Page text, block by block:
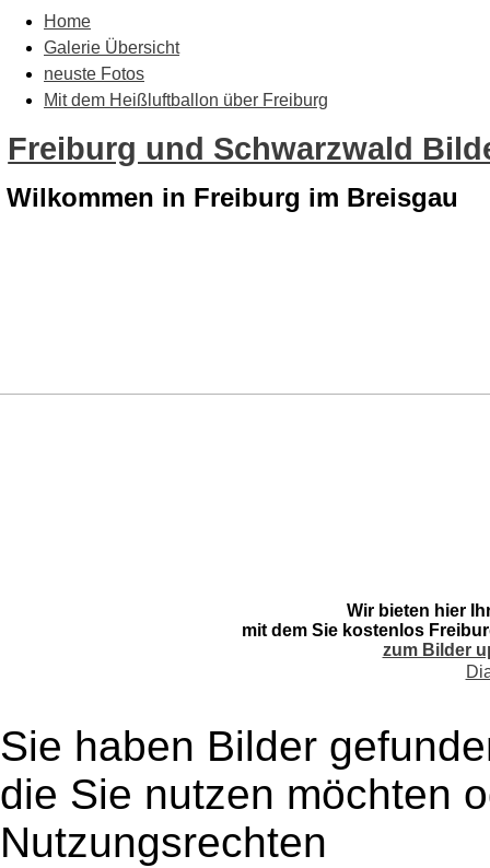
Home
Galerie Übersicht
neuste Fotos
Mit dem Heißluftballon über Freiburg
Freiburg und Schwarzwald
Wilkommen in Freiburg im Breisgau
Wir bieten hier
mit dem Sie kostenlos
zum Bilder
Sie haben Bilder
die Sie nutzen möchten
Nutzungsrechten